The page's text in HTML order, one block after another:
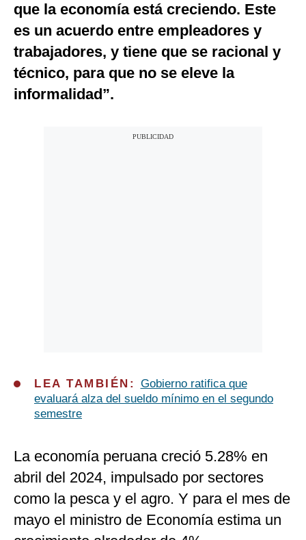
que la economía está creciendo. Este
es un acuerdo entre empleadores y
trabajadores, y tiene que se racional y
técnico, para que no se eleve la
informalidad”.
LEA TAMBIÉN: Gobierno ratifica que
evaluará alza del sueldo mínimo en el segundo
semestre
La economía peruana creció 5.28% en
abril del 2024, impulsado por sectores
como la pesca y el agro. Y para el mes de
mayo el ministro de Economía estima un